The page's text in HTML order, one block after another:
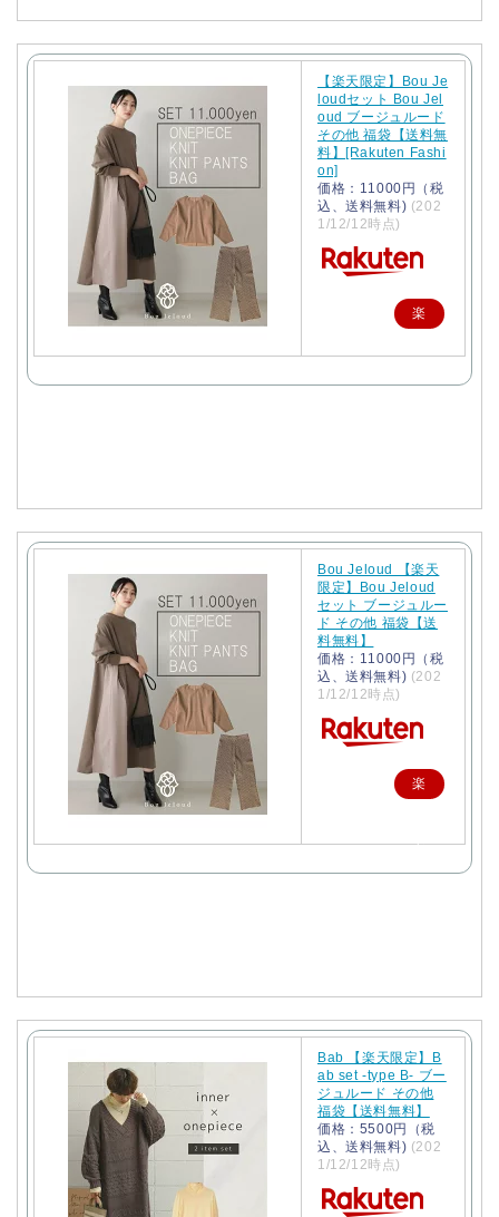
【楽天限定】Bou Je
loudセット Bou Jel
oud ブージュルード
その他 福袋【送料無
料】[Rakuten Fashi
on]
価格：11000円（税
込、送料無料) (202
1/12/12時点)
楽
Bou Jeloud 【楽天
限定】Bou Jeloud
セット ブージュルー
ド その他 福袋【送
料無料】
価格：11000円（税
込、送料無料) (202
1/12/12時点)
楽
で
購
Bab 【楽天限定】B
ab set -type B- ブー
ジュルード その他
福袋【送料無料】
価格：5500円（税
込、送料無料) (202
1/12/12時点)